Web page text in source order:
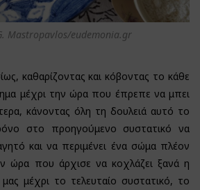
Mastropavlos/eudemonia.gr
καθαρίζοντας και κόβοντας το κάθε
μέχρι την ώρα που έπρεπε να μπει
κάνοντας όλη τη δουλειά αυτό το
στο προηγούμενο συστατικό να
και να περιμένει ένα σώμα πλέον
ώρα που άρχισε να κοχλάζει ξανά η
μέχρι το τελευταίο συστατικό, το